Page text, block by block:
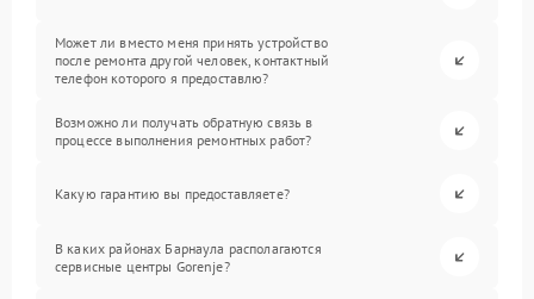
Может ли вместо меня принять устройство
после ремонта другой человек, контактный
телефон которого я предоставлю?
Возможно ли получать обратную связь в
процессе выполнения ремонтных работ?
Какую гарантию вы предоставляете?
В каких районах Барнаула располагаются
сервисные центры Gorenje?